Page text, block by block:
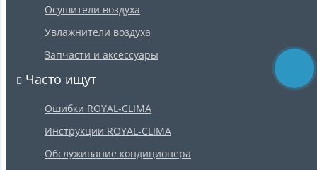
Осушители воздуха
Увлажнители воздуха
Запчасти и аксессуары
Часто ищут
Ошибки ROYAL-CLIMA
Инструкции ROYAL-CLIMA
Обслуживание кондиционера